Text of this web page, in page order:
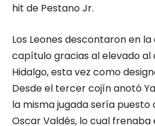
hit de Pestano Jr.
Los Leones descontaron en
capítulo gracias al elevado
Hidalgo, esta vez como
Desde el tercer cojín anotó
la misma jugada sería puesto
Oscar Valdés, lo cual